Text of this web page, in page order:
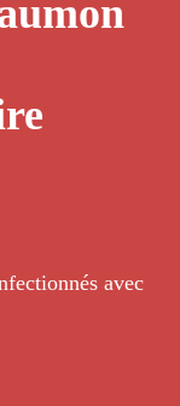
avec